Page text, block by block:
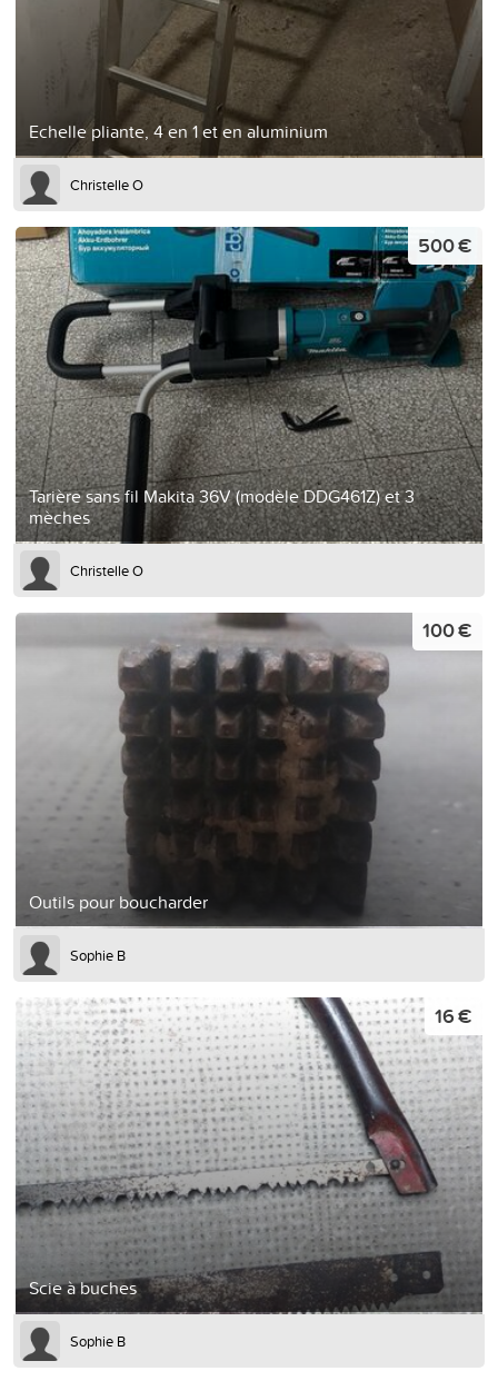
Echelle pliante, 4 en 1 et en aluminium
Christelle O
Tarière sans fil Makita 36V (modèle DDG461Z) et 3
mèches
500 €
Christelle O
Outils pour boucharder
100 €
Sophie B
Scie à buches
16 €
Sophie B